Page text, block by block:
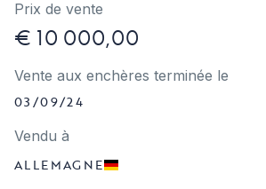
Prix de vente
€ 10 000,00
Vente aux enchères terminée le
03/09/24
Vendu à
ALLEMAGNE